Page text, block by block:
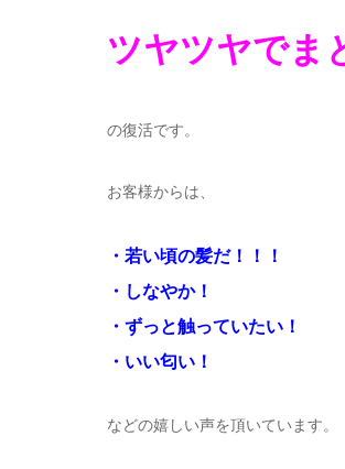
ツヤツヤでま
の復活です。
お客様からは、
・若い頃の髪だ！！！
・しなやか！
・ずっと触っていたい！
・いい匂い！
などの嬉しい声を頂いています。